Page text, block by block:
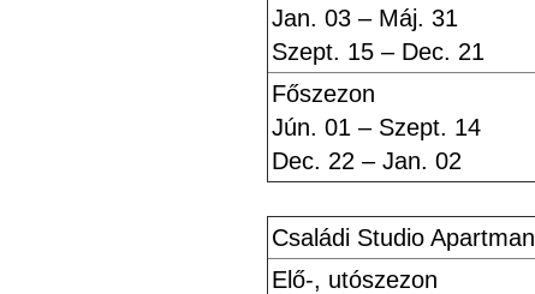
Jan. 03 – Máj. 31
Szept. 15 – Dec. 21
Főszezon
Jún. 01 – Szept. 14
Dec. 22 – Jan. 02
Családi Studio Apartman
Elő-, utószezon